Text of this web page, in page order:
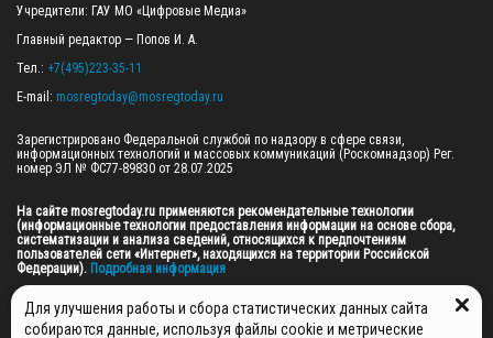
Учредители: ГАУ МО «Цифровые Медиа»
Главный редактор — Попов И. А.
Тел.: +7(495)223-35-11
E-mail: mosregtoday@mosregtoday.ru
Зарегистрировано Федеральной службой по надзору в сфере связи,
информационных технологий и массовых коммуникаций (Роскомнадзор) Рег.
номер ЭЛ № ФС77-89830 от 28.07.2025
На сайте mosregtoday.ru применяются рекомендательные технологии
(информационные технологии предоставления информации на основе сбора,
систематизации и анализа сведений, относящихся к предпочтениям
пользователей сети «Интернет», находящихся на территории Российской
Федерации). Подробная информация
© 2026 ПРАВА НА ВСЕ МАТЕРИАЛЫ САЙТА ПРИНАДЛЕЖАТ ГАУ МО "ЦИФРОВЫЕ
МЕДИА" (ОГРН: 1255000059467).
Для улучшения работы и сбора статистических данных сайта
собираются данные, используя файлы cookie и метрические